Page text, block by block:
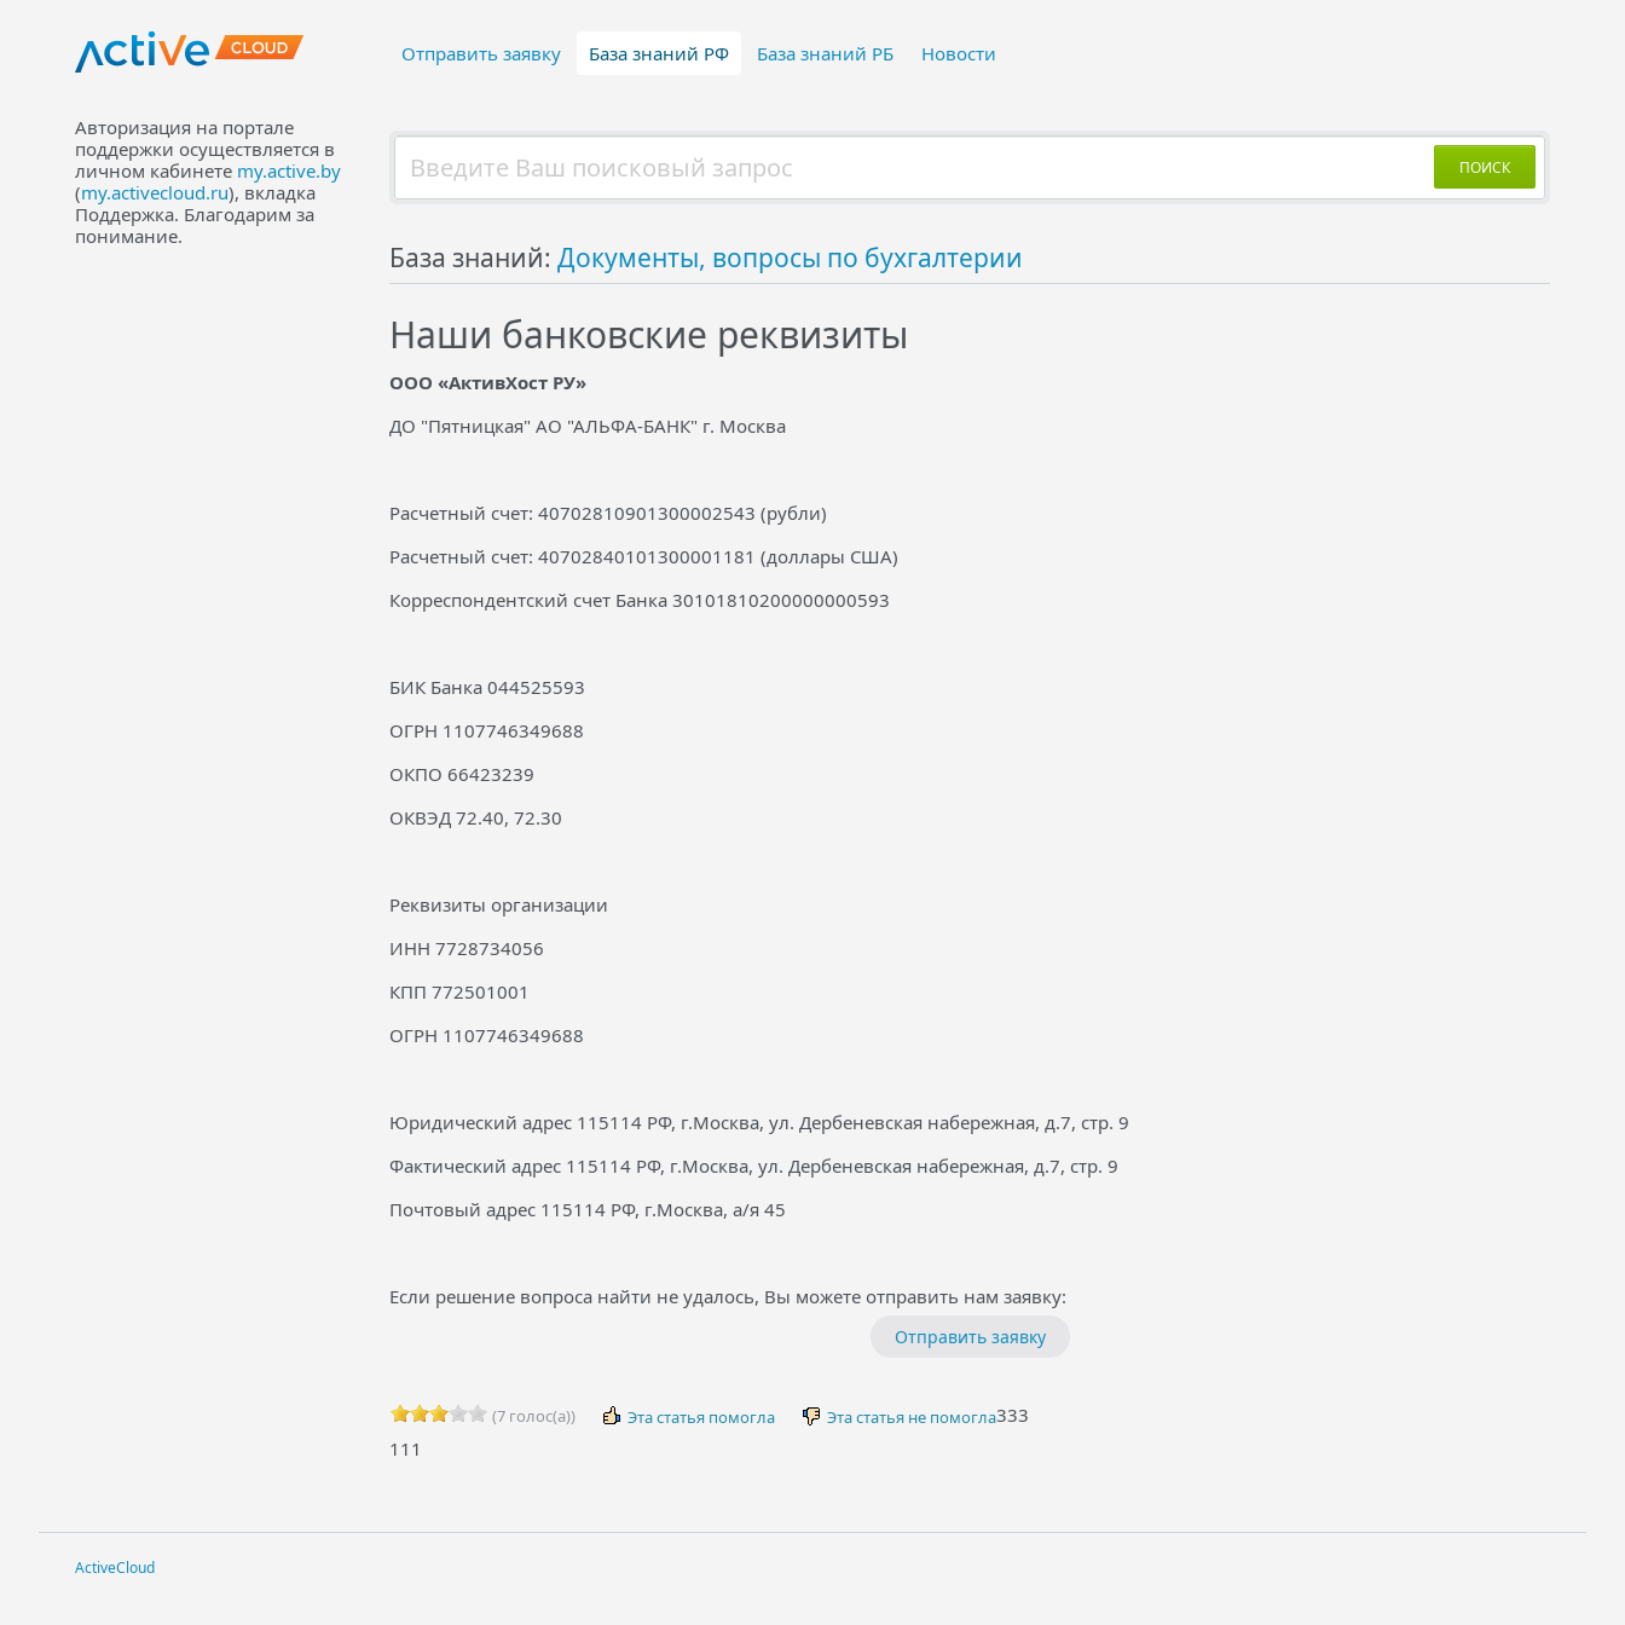
Отправить заявку База знаний РФ База знаний РБ Новости
Авторизация на портале
поддержки осуществляется в
личном кабинете my.active.by
(my.activecloud.ru), вкладка
Поддержка. Благодарим за
понимание.
ПОИСК
База знаний: Документы, вопросы по бухгалтерии
Наши банковские реквизиты
ООО «АктивХост РУ»
ДО "Пятницкая" АО "АЛЬФА-БАНК" г. Москва
Расчетный счет: 40702810901300002543 (рубли)
Расчетный счет: 40702840101300001181 (доллары США)
Корреспондентский счет Банка 30101810200000000593
БИК Банка 044525593
ОГРН 1107746349688
ОКПО 66423239
ОКВЭД 72.40, 72.30
Реквизиты организации
ИНН 7728734056
КПП 772501001
ОГРН 1107746349688
Юридический адрес 115114 РФ, г.Москва, ул. Дербеневская набережная, д.7, стр. 9
Фактический адрес 115114 РФ, г.Москва, ул. Дербеневская набережная, д.7, стр. 9
Почтовый адрес 115114 РФ, г.Москва, а/я 45
Если решение вопроса найти не удалось, Вы можете отправить нам заявку:
Отправить заявку
(7 голос(а)) Эта статья помогла Эта статья не помогла333
111
ActiveCloud